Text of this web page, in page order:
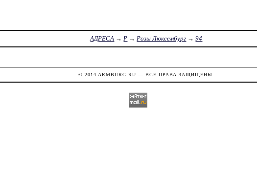
АДРЕСА →Р →Розы Люксембург →94
© 2014 ARMBURG.RU — ВСЕ ПРАВА ЗАЩИЩЕНЫ.